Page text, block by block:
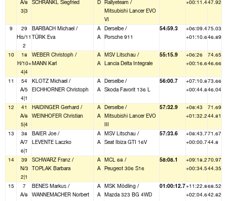
A/8
3|3
SCHRANKL Siegfried
D
Rallyeteam /
Mitsubishi Lancer EVO
VI
+00:11.447.92
9
29
His/11
2
BARBACH Michael /
TÜRK Eva
A
A
Derselbe /
Porsche 911
54:59.3
+06:09.4
+01:10.6
75.03
46.89
10
18
H/10+
4|4
WEBER Christoph /
MANN Karl
A
A
MSV Litschau /
Lancia Delta Integrale
55:15.9
+06:26
+00:16.6
74.65
46.66
11
54
A/5
4|1
KLOTZ Michael /
EICHHORNER Christoph
A
A
Derselbe /
Skoda Favorit 136 L
56:00.7
+07:10.8
+00:44.8
73.66
46.04
12
41
A/8
5|4
HAIDINGER Gerhard /
WEINHOFER Christian
A
A
Derselbe /
Mitsubishi Lancer EVO
57:32.9
+08:43
+01:32.2
71.69
44.81
13
38
A/7
6|1
BAIER Joe /
LEVENTE Laczko
A
A
MSV Litschau /
Seat Ibiza GTI 16V
57:33.6
+08:43.7
+00:00.7
71.67
44.8
14
39
N/3
2|1
SCHWARZ Franz /
TOPLAK Barbara
A
A
MCL 68 /
Peugeot 306 S16
58:08.1
+09:18.2
+00:34.5
70.97
44.35
15
7
A/8
BENES Markus /
WANNEMACHER Norbert
A
A
MSK Mödling /
Mazda 323 BG 4WD
01:00:12.7 +11:22.8
+02:04.6
68.52
42.82